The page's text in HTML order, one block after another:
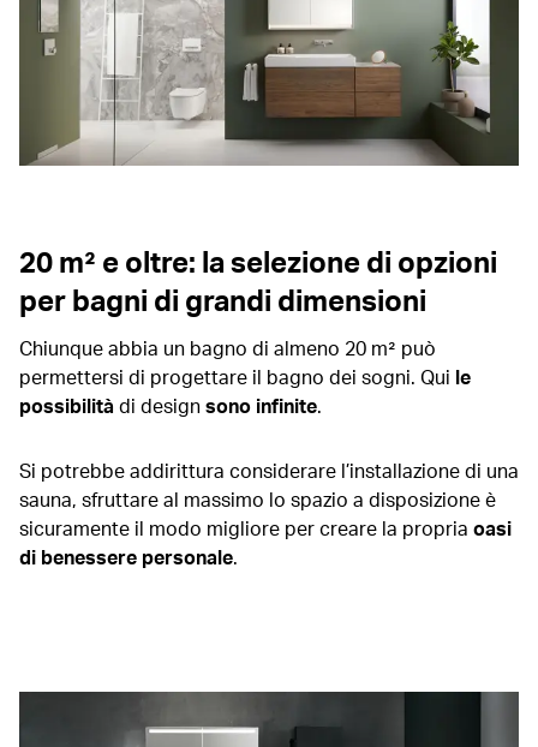
20 m² e oltre: la selezione di opzioni
per bagni di grandi dimensioni
Chiunque abbia un bagno di almeno 20 m² può
permettersi di progettare il bagno dei sogni. Qui le
possibilità di designsono infinite.
Si potrebbe addirittura considerare l’installazione di una
sauna, sfruttare al massimo lo spazio a disposizione è
sicuramente il modo migliore per creare la propria oasi
di benessere personale.